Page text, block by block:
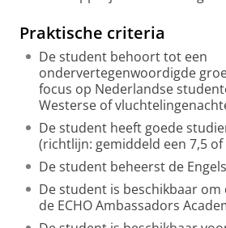
Praktische criteria
De student behoort tot een
ondervertegenwoordigde
focus op Nederlandse
Westerse of
De student heeft goede
(richtlijn: gemiddeld een 7,5 of
De student beheerst de
De student is beschikbaar om
de ECHO Ambassadors